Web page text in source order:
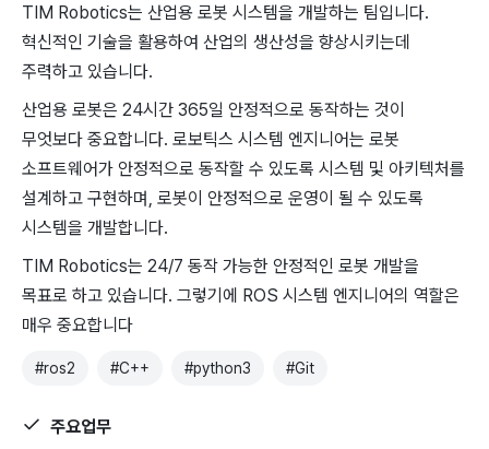
TIM Robotics는 산업용 로봇 시스템을 개발하는 팀입니다.
혁신적인 기술을 활용하여 산업의 생산성을 향상시키는데
주력하고 있습니다.
산업용 로봇은 24시간 365일 안정적으로 동작하는 것이
무엇보다 중요합니다. 로보틱스 시스템 엔지니어는 로봇
소프트웨어가 안정적으로 동작할 수 있도록 시스템 및 아키텍처를
설계하고 구현하며, 로봇이 안정적으로 운영이 될 수 있도록
시스템을 개발합니다.
TIM Robotics는 24/7 동작 가능한 안정적인 로봇 개발을
목표로 하고 있습니다. 그렇기에 ROS 시스템 엔지니어의 역할은
매우 중요합니다
#ros2 #C++ #python3 #Git
주요업무